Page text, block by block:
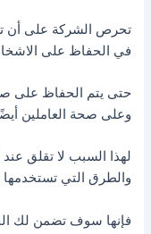
تحرص الشركة على أن
في الحفاظ على
حتى يتم الحفاظ على
وعلى صحة العاملين
لهذا السبب لا تقلق
والطرق التي
فإنها سوف تضمن لك